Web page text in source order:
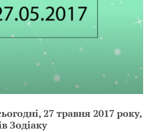
27 травня 2017 року,
Зодіаку